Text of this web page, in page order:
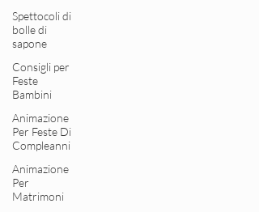
Spettocoli di
bolle di
sapone
Consigli per
Feste
Bambini
Animazione
Per Feste Di
Compleanni
Animazione
Per
Matrimoni